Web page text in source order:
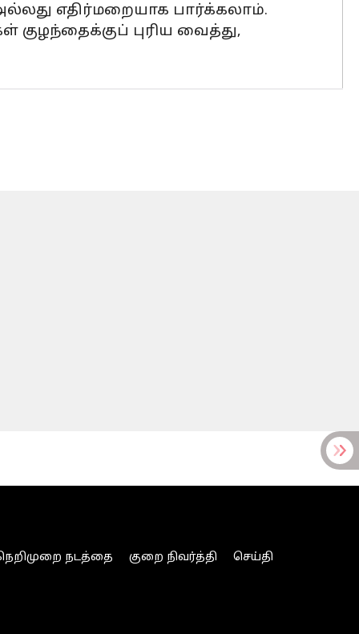
எதிர்மறையாக பார்க்கலாம்.
புரிய வைத்து,
நடத்தை குறை நிவர்த்தி செய்தி